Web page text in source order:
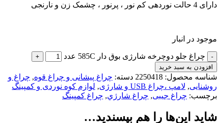
دارای 4 حالت نوردهی کم نور ، پرنور ، چشمک زن و نارنجی
موجود در انبار
چراغ جلو دوچرخه شارژی بوق دار 585C عدد
افزودن به سبد خرید
شناسه محصول: 2250418 دسته: چراغ پیشانی و چراغ قوه, چراغ و
روشنایی, لامپ ،چراغ USB و شارژی , لوازم کوه نوردی و کمپینگ
برچسب: چراغ جیبی, چراغ شارژي, چراغ کمپینگ
شاید این‌ها را هم بپسندید…